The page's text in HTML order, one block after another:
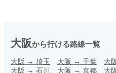
大阪から行ける路線一覧
大阪 → 埼玉 大阪 → 千葉 大
大阪 → 石川 大阪 → 京都 大